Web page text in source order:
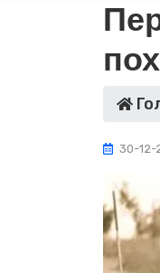
30-12-